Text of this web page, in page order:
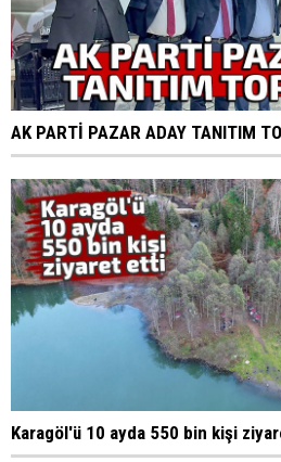
AK PARTİ PAZAR ADAY TANITIM
Karagöl'ü 10 ayda 550 bin kişi